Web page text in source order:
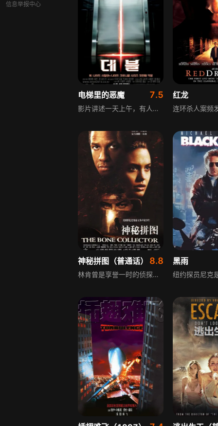
信息举报中心
电梯里的恶魔 7.5
影片讲述一天上午，有人坠楼摔死在货车上，警探博登调查发现第一现场在附近大厦。与此同时，该大厦一处电梯故障悬停在20层，三男两女被困，维修人员无法解决问题。封闭电梯里，五人因被困情绪焦躁争执，灯熄灭十几秒后，一名女郎背部受伤流血，保安报警。博登赶赴监控室欲救人时，电梯灯再次熄灭，灯亮后一名男子被杀害，凶手似乎就在剩下四人之中。
红龙
神秘拼图（普通话） 8.8
林肯曾是享誉一时的侦探，破案无数，因公务全身瘫痪后便将自己封闭起来。纽约发生神秘碎尸案，凶手故意留证据挑战警方，林肯受警方邀请帮忙，起初拒绝，看到案情后产生兴趣。巡逻警艾米利亚在最后一次巡逻中发现被肢解的尸体，她的大胆推测不被同僚认可，但其敏感勇敢得到林肯赏识，两人合作调查，发现杀手有暴力倾向且作案前会周密安排，能否捉拿凶手成谜。
黑雨